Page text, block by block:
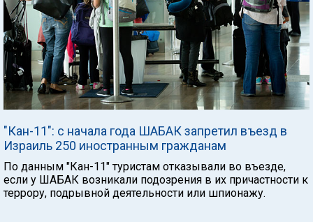
"Кан-11": с начала года ШАБАК запретил въезд в
Израиль 250 иностранным гражданам
По данным "Кан-11" туристам отказывали во въезде,
если у ШАБАК возникали подозрения в их причастности к
террору, подрывной деятельности или шпионажу.